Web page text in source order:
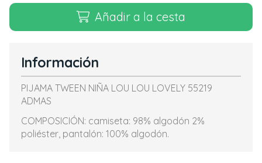
Añadir a la cesta
Información
PIJAMA TWEEN NIÑA LOU LOU LOVELY 55219
ADMAS
COMPOSICIÓN: camiseta: 98% algodón 2%
poliéster, pantalón: 100% algodón.